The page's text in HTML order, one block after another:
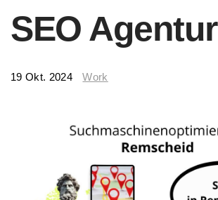
SEO Agentur
19 Okt. 2024 Work